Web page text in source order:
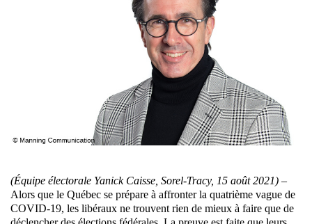
(Équipe électorale Yanick Caisse, Sorel-Tracy, 15 août 2021) –
Alors que le Québec se prépare à affronter la quatrième vague de
COVID-19, les libéraux ne trouvent rien de mieux à faire que de